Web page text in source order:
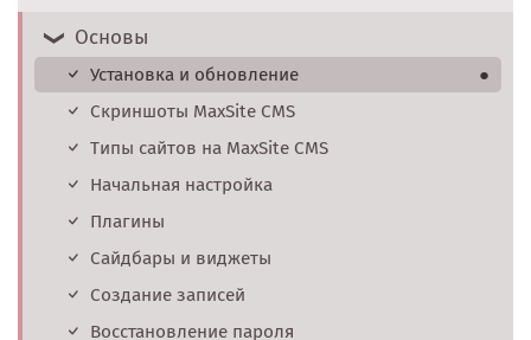
Основы
Установка и обновление
●
Скриншоты MaxSite CMS
Типы сайтов на MaxSite CMS
Начальная настройка
Плагины
Сайдбары и виджеты
Создание записей
Восстановление пароля